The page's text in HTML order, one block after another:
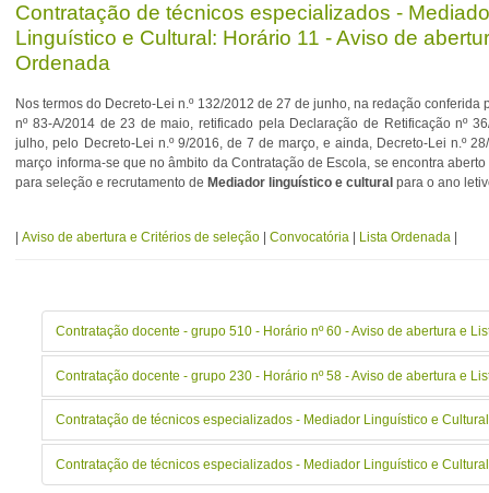
Contratação de técnicos especializados -
Linguístico e Cultural: Horário 11 - Aviso de
Ordenada
Nos termos do Decreto-Lei n.º 132/2012 de 27 de junho, na redação conferida
nº 83-A/2014 de 23 de maio, retificado pela Declaração de Retificação nº
julho, pelo Decreto-Lei n.º 9/2016, de 7 de março, e ainda, Decreto-Lei n.º
março informa-se que no âmbito da Contratação de Escola, se encontra
para seleção e recrutamento de Mediador linguístico e cultural para o ano
Aviso de abertura e Critérios de seleção |Convocatória Lista Ordenada
Contratação docente - grupo 510 - Horário nº 60 - Aviso de abertura e
Contratação docente - grupo 230 - Horário nº 58 - Aviso de abertura e
Contratação de técnicos especializados - Mediador Linguístico e
Contratação de técnicos especializados - Mediador Linguístico e